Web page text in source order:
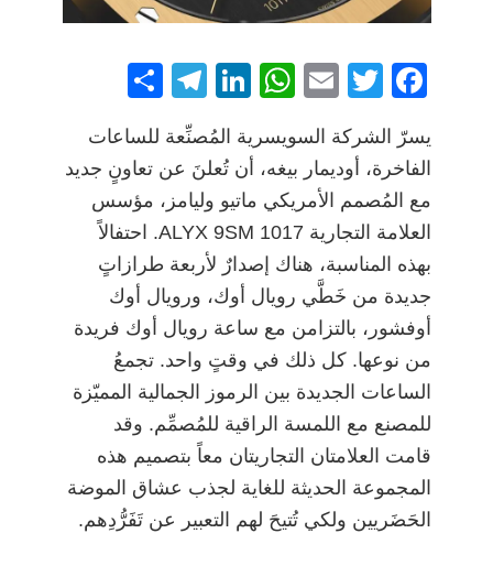
F
c
e
b
o
o
k
T
itt
er
E
ai
l
W
at
s
A
p
p
Li
k
e
dI
n
T
e
gr
a
m
ar
e
يسرّ الشركة السويسرية المُصنِّعة للساعات
الفاخرة، أوديمار بيغه، أن تُعلنَ عن تعاونٍ جديد
مع المُصمم الأمريكي ماتيو وليامز، مؤسس
العلامة التجارية 1017 ALYX 9SM. احتفالاً
بهذه المناسبة، هناك إصدارٌ لأربعة طرازاتٍ
جديدة من خَطَّي رويال أوك، ورويال أوك
أوفشور، بالتزامن مع ساعة رويال أوك فريدة
من نوعها. كل ذلك في وقتٍ واحد. تجمعُ
الساعات الجديدة بين الرموز الجمالية المميّزة
للمصنع مع اللمسة الراقية للمُصمِّم. وقد
قامت العلامتان التجاريتان معاً بتصميم هذه
المجموعة الحديثة للغاية لجذب عشاق الموضة
الحَضَريين ولكي تُتيحَ لهم التعبير عن تَفَرُّدِهم.